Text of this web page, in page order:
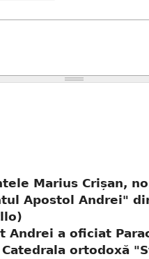
Marius Crișan,
Apostol Andrei"
Andrei a oficiat
ortodoxă